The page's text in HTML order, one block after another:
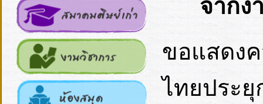
จากง
ขอแสดง
ไทยประยุ